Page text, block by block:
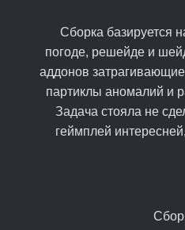
Сборка базируется
погоде, решейде и
аддонов
партиклы аномалий и
Задача стояла не
геймплей